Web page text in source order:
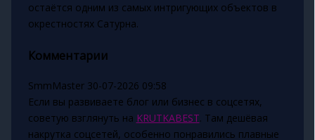
остаётся одним из самых интригующих объектов в
окрестностях Сатурна.
Комментарии
SmmMaster 30-07-2026 09:58
Если вы развиваете блог или бизнес в соцсетях,
советую взглянуть на KRUTKABEST. Там дешёвая
накрутка соцсетей, особенно понравились плавные